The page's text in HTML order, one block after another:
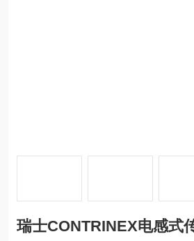
瑞士CONTRINEX电感式